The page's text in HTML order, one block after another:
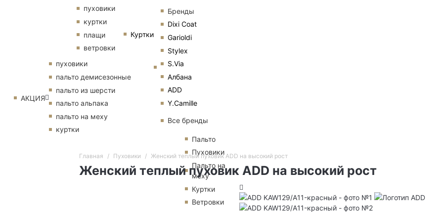
Куртки
Бренды
Dixi Coat
Garioldi
Stylex
S.Via
Албана
ADD
Y.Camille
Все бренды
Пальто
Пуховики
Пальто на
меху
Куртки
Ветровки
пуховики
куртки
плащи
ветровки
АКЦИЯ
пуховики
пальто демисезонные
пальто из шерсти
пальто альпака
пальто на меху
куртки
Главная Пуховики Женский теплый пуховик ADD на высокий рост
Женский теплый пуховик ADD на высокий рост